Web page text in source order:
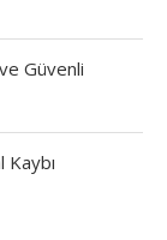
Güvenli
Kaybı